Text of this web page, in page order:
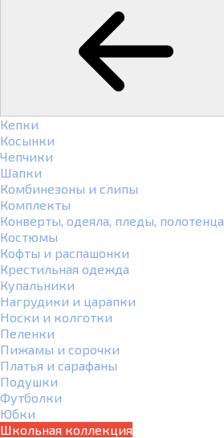
Кепки
Косынки
Чепчики
Шапки
Комбинезоны и слипы
Комплекты
Конверты, одеяла, пледы, полотенца
Костюмы
Кофты и распашонки
Крестильная одежда
Купальники
Нагрудики и царапки
Носки и колготки
Пеленки
Пижамы и сорочки
Платья и сарафаны
Подушки
Футболки
Юбки
Школьная коллекция